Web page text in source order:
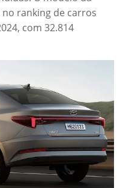
no ranking de carros
com 32.814